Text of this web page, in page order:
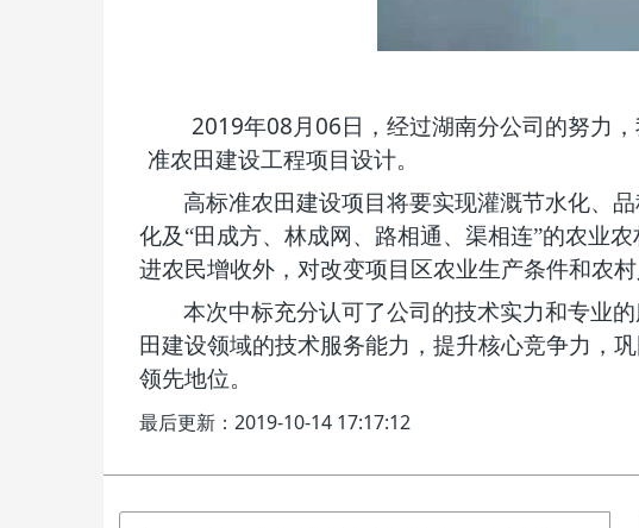
2019年08 月 06 日，经过湖南分公司的努力
准农田建设工程项目设计。
高标准农田建设项目将要实现灌溉节水化、
化及“田成方、林成网、路相通、渠相连”的农业
进农民增收外，对改变项目区农业生产条件和农
本次中标充分认可了公司的技术实力和专业
田建设领域的技术服务能力，提升核心竞争力，
领先地位。
最后更新：2019-10-14 17:17:12